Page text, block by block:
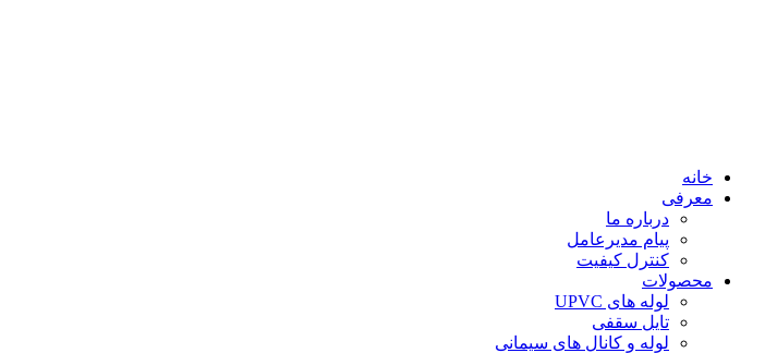
خانه
معرفی
درباره ما
پیام مدیرعامل
کنترل کیفیت
محصولات
لوله های UPVC
تایل سقفی
لوله و کانال های سیمانی